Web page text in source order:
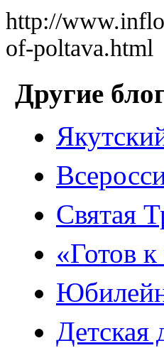
http://
of-poltava.html
Другие
Святая
«Готов
Детская